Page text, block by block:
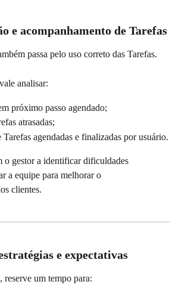
e acompanhamento de Tarefas
passa pelo uso correto das Tarefas.
analisar:
próximo passo agendado;
atrasadas;
Tarefas agendadas e finalizadas por usuário.
o gestor a identificar dificuldades
a equipe para melhorar o
clientes.
e expectativas
um tempo para: